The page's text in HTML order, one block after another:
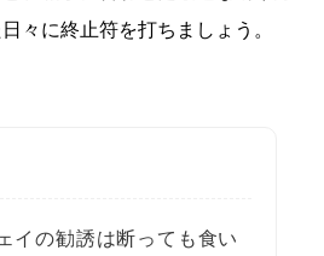
々に終止符を打ちましょう。
イの勧誘は断っても食い